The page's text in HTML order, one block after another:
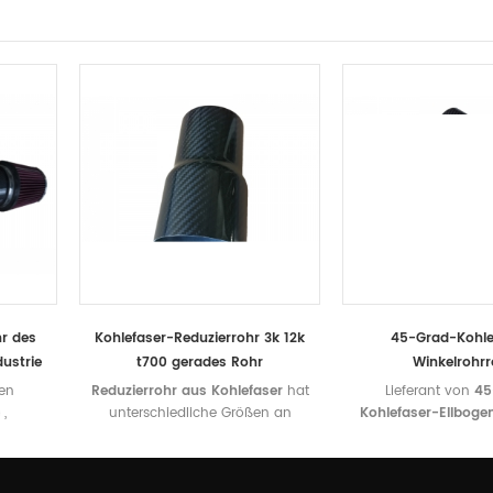
des
,
Kohlefaser-Reduzierrohr 3k 12k
t700 gerades Rohr
Reduzierrohr aus Kohlefaserhat
unterschiedliche Größen an
Durchmesser in kleinen
45-Grad-
Lieferant von
Kohlefaser-
Kohlefaser-